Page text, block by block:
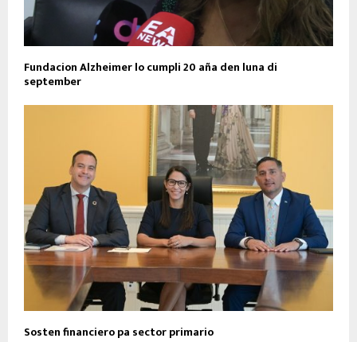
Fundacion Alzheimer lo cumpli 20 aña den luna di
september
Sosten financiero pa sector primario